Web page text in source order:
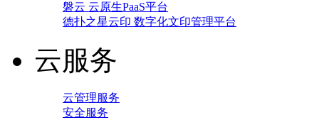
磐云 云原生PaaS平台
德扑之星云印 数字化文印管理平台
云服务
云管理服务
安全服务